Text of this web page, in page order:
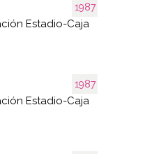
1987
Estadio-Caja
1987
Estadio-Caja